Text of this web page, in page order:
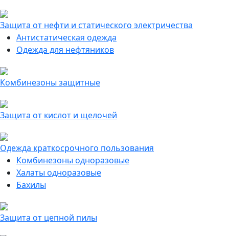
Защита от нефти и статического электричества
Антистатическая одежда
Одежда для нефтяников
Комбинезоны защитные
Защита от кислот и щелочей
Одежда краткосрочного пользования
Комбинезоны одноразовые
Халаты одноразовые
Бахилы
Защита от цепной пилы